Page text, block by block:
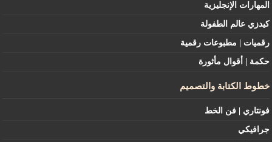
المهارات الإنجليزية
كيدزي عالم الطفولة
رقميات | مطبوعات رقمية
حكمة | أقوال مأثورة
خطوط الكتابة والتصميم
فونتاري | فن الخط
جرافيكي